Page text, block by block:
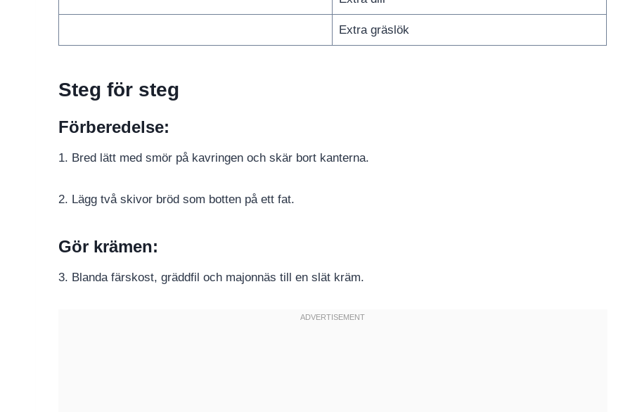
Extra gräslök
Steg för steg
Förberedelse:
1. Bred lätt med smör på kavringen och skär bort kanterna.
2. Lägg två skivor bröd som botten på ett fat.
Gör krämen:
3. Blanda färskost, gräddfil och majonnäs till en slät kräm.